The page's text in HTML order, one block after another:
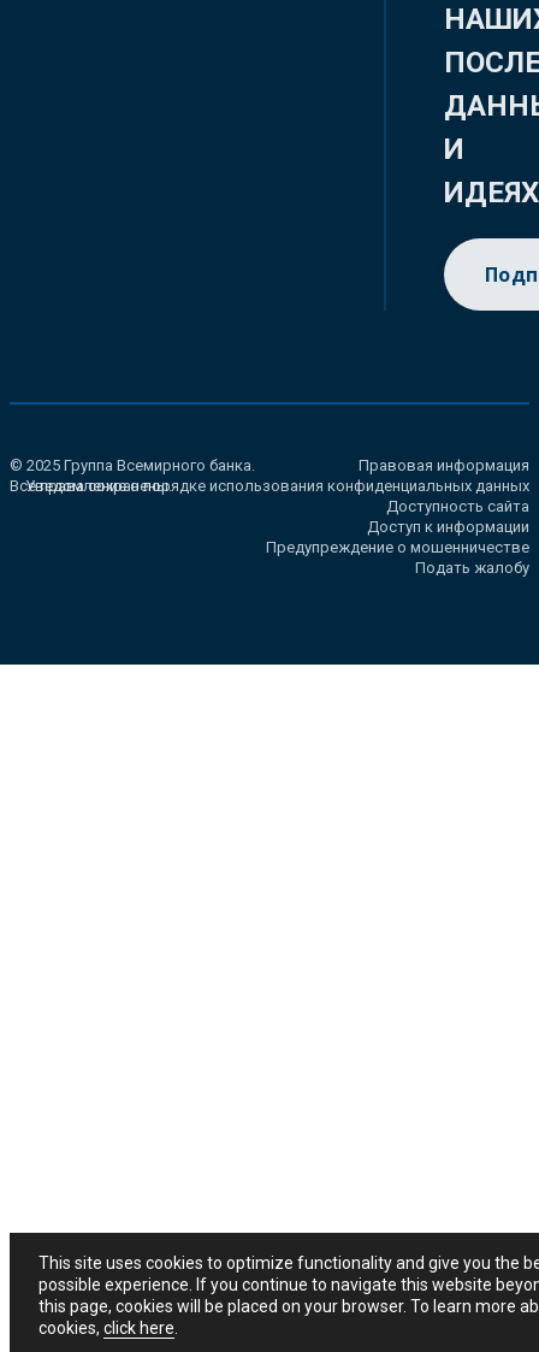
И
ИДЕЯХ
© 2025 Группа Всемирного банка.
Все права сохранены.
Правовая информация
Уведомление о порядке использования конфиденциальных данных
Доступность сайта
Доступ к информации
Предупреждение о мошенничестве
Подать жалобу
This site uses cookies to optimize functionality and give you the
possible experience. If you continue to navigate this website
this page, cookies will be placed on your browser. To learn more
cookies, click here